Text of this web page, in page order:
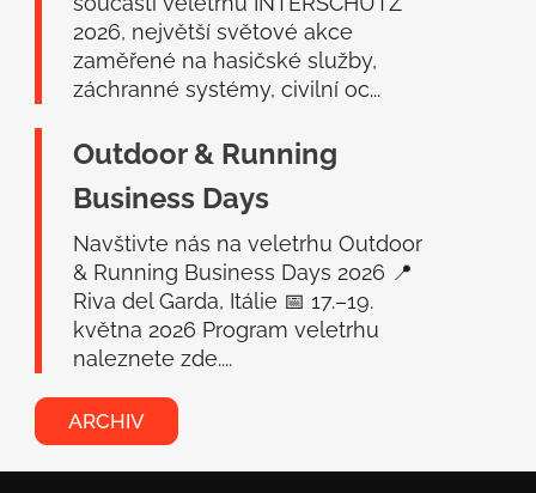
2026, největší světové akce
zaměřené na hasičské služby,
záchranné systémy, civilní oc...
Outdoor & Running
Business Days
Navštivte nás na veletrhu Outdoor
& Running Business Days 2026 📍
Riva del Garda, Itálie 📅 17.–19.
května 2026 Program veletrhu
naleznete zde....
ARCHIV